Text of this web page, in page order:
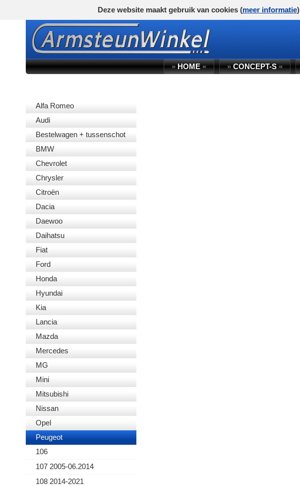
»HOME« »CONCEPT-S«
Alfa Romeo
Audi
Bestelwagen + tussenschot
BMW
Chevrolet
Chrysler
Citroën
Dacia
Daewoo
Daihatsu
Fiat
Ford
Honda
Hyundai
Kia
Lancia
Mazda
Mercedes
MG
Mini
Mitsubishi
Nissan
Opel
Peugeot
106
107 2005-06.2014
108 2014-2021
Deze website maakt gebruik van cookies (meer informatie)